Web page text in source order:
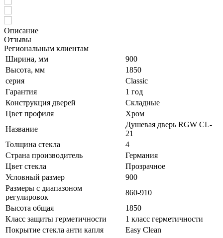
Описание
Отзывы
Региональным клиентам
Ширина, мм
900
Высота, мм
1850
серия
Classic
Гарантия
1 год
Конструкция дверей
Складные
Цвет профиля
Хром
Название
Душевая дверь RGW CL-
21
Толщина стекла
4
Страна производитель
Германия
Цвет стекла
Прозрачное
Условный размер
900
Размеры с диапазоном
регулировок
860-910
Высота общая
1850
Класс защиты герметичности
1 класс герметичности
Покрытие стекла анти капля
Easy Clean